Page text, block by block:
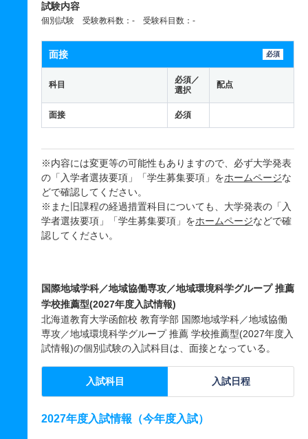
試験内容
個別試験 受験教科数：- 受験科目数：-
面接 必須
科目
必須／
選択
配点
面接 必須
※内容には変更等の可能性もありますので、必ず大学発表
の「入学者選抜要項」「学生募集要項」をホームページな
どで確認してください。
※また旧課程の経過措置科目についても、大学発表の「入
学者選抜要項」「学生募集要項」をホームページなどで確
認してください。
国際地域学科／地域協働専攻／地域環境科学グループ 推薦
学校推薦型(2027年度入試情報)
北海道教育大学函館校 教育学部 国際地域学科／地域協働
専攻／地域環境科学グループ 推薦 学校推薦型(2027年度入
試情報)の個別試験の入試科目は、面接となっている。
入試科目 入試日程
2027年度入試情報（今年度入試）